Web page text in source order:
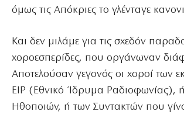
όμως τις Απόκριες το γλένταγε
Και δεν μιλάμε για τις σχεδόν
χοροεσπερίδες, που οργάνωναν
Αποτελούσαν γεγονός οι χοροί των
ΕΙΡ (Εθνικό Ίδρυμα Ραδιοφωνίας),
Ηθοποιών, ή των Συντακτών που